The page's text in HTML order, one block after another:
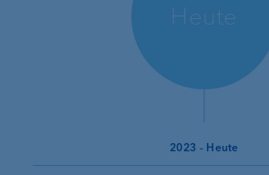
Heute
2023 - Heute